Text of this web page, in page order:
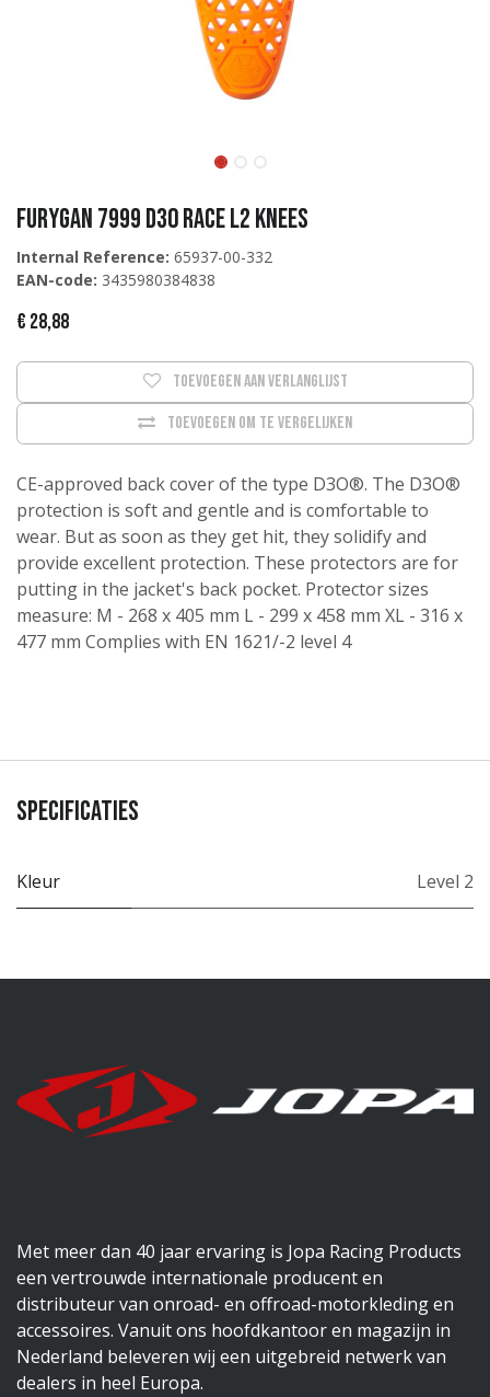
Furygan 7999 D30 Race L2 Knees
Internal Reference: 65937-00-332
EAN-code: 3435980384838
€ 28,88
Toevoegen om te vergelijken
Toevoegen aan verlanglijst
CE-approved back cover of the type D3O®. The D3O®
protection is soft and gentle and is comfortable to
wear. But as soon as they get hit, they solidify and
provide excellent protection. These protectors are for
putting in the jacket's back pocket. Protector sizes
measure: M - 268 x 405 mm L - 299 x 458 mm XL - 316 x
477 mm Complies with EN 1621/-2 level 4
Specificaties
Kleur Level 2
Met meer dan 40 jaar ervaring is Jopa Racing Products
een vertrouwde internationale producent en
distributeur van onroad- en offroad-motorkleding en
accessoires. Vanuit ons hoofdkantoor en magazijn in
Nederland beleveren wij een uitgebreid netwerk van
dealers in heel Europa.